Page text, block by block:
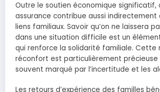
Outre le soutien économique significatif,
assurance contribue aussi indirectement
liens familiaux. Savoir qu’on ne laissera
dans une situation difficile est un
qui renforce la solidarité familiale. Cette
réconfort est particulièrement précieuse
souvent marqué par l’incertitude et les
Les retours d’expérience des familles